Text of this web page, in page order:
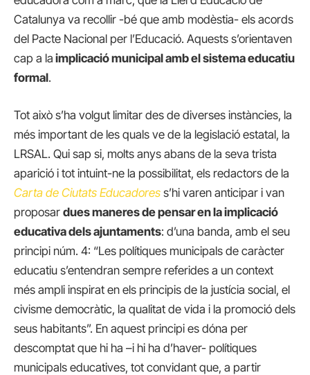
Catalunya va recollir -bé que amb modèstia- els acords
del Pacte Nacional per l’Educació. Aquests s’orientaven
cap a la implicació municipal amb el sistema educatiu
formal.
Tot això s’ha volgut limitar des de diverses instàncies, la
més important de les quals ve de la legislació estatal, la
LRSAL. Qui sap si, molts anys abans de la seva trista
aparició i tot intuint-ne la possibilitat, els redactors de la
Carta de Ciutats Educadores s’hi varen anticipar i van
proposar dues maneres de pensar en la implicació
educativa dels ajuntaments: d’una banda, amb el seu
principi núm. 4: “Les polítiques municipals de caràcter
educatiu s’entendran sempre referides a un context
més ampli inspirat en els principis de la justícia social, el
civisme democràtic, la qualitat de vida i la promoció dels
seus habitants”. En aquest principi es dóna per
descomptat que hi ha –i hi ha d’haver- polítiques
municipals educatives, tot convidant que, a partir